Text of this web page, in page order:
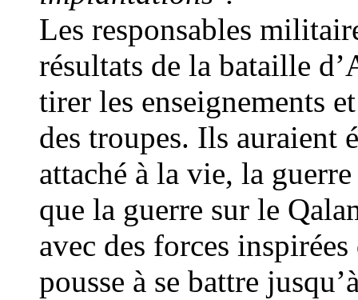
Les responsables
résultats de la bataille
tirer les enseignements
des troupes. Ils auraient
attaché à la vie, la
que la guerre sur le
avec des forces inspirées
pousse à se battre